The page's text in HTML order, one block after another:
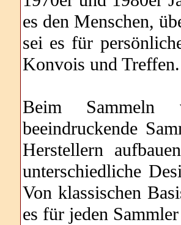
es den Menschen,
sei es für
Konvois und Treffen.
Beim Sammeln
beeindruckende
Herstellern
unterschiedliche
Von klassischen
es für jeden